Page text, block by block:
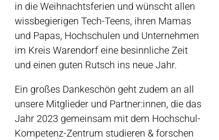
in die Weihnachtsferien und wünscht allen
wissbegierigen Tech-Teens, ihren Mamas
und Papas, Hochschulen und Unternehmen
im Kreis Warendorf eine besinnliche Zeit
und einen guten Rutsch ins neue Jahr.
Ein großes Dankeschön geht zudem an all
unsere Mitglieder und Partner:innen, die das
Jahr 2023 gemeinsam mit dem Hochschul-
Kompetenz-Zentrum studieren & forschen